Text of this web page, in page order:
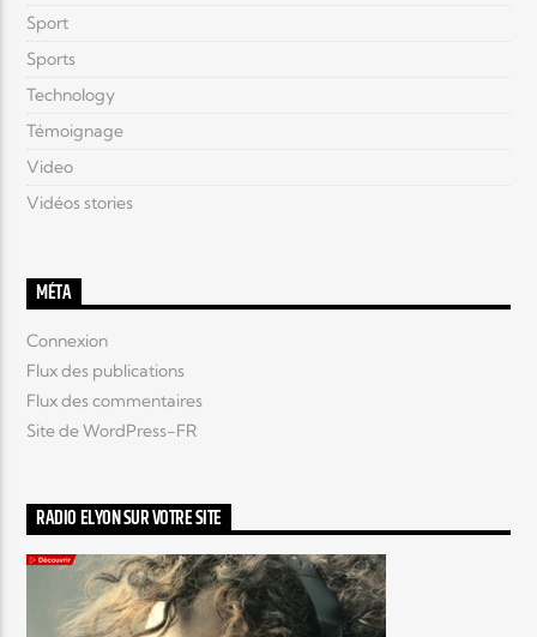
Sport
Sports
Technology
Témoignage
Video
Vidéos stories
MÉTA
Connexion
Flux des publications
Flux des commentaires
Site de WordPress-FR
RADIO ELYON SUR VOTRE SITE